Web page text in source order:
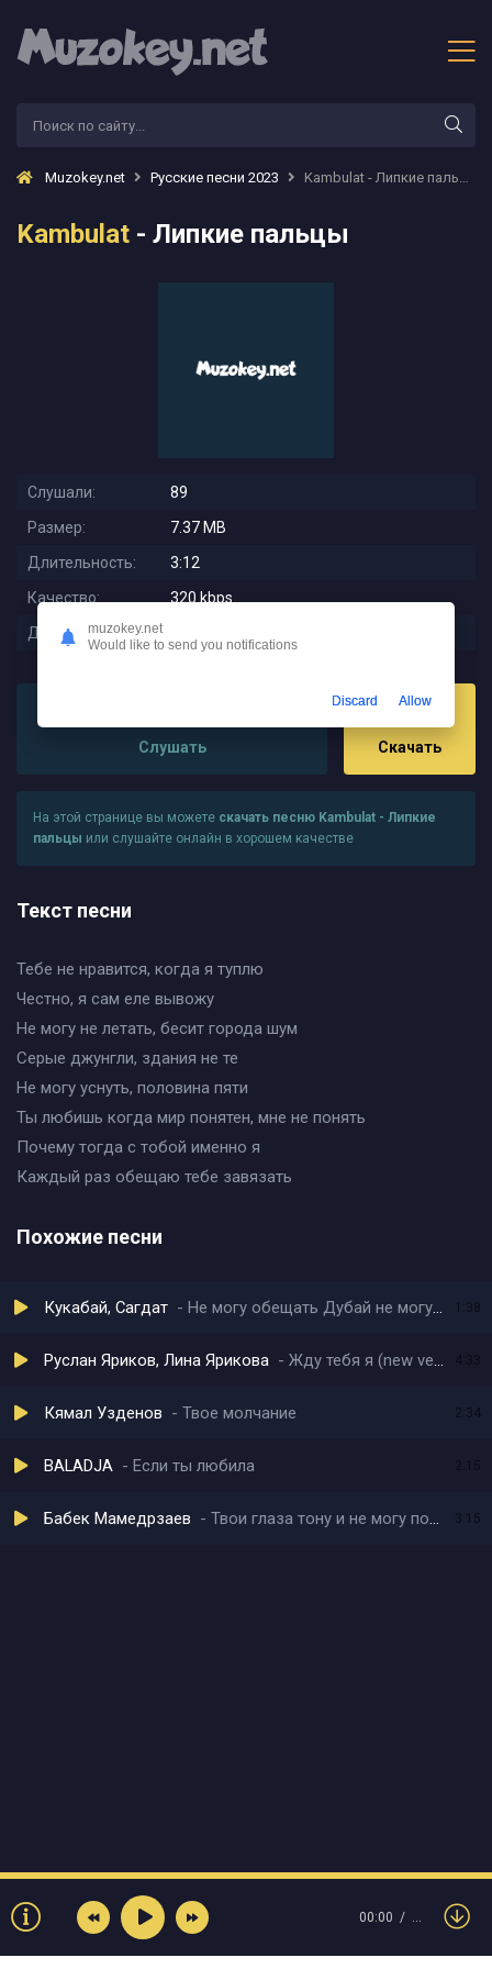
Muzokey.net Русские песни 2023 Kambulat - Липкие пальцы
Kambulat - Липкие пальцы
Слушали:
89
Размер:
7.37 MB
Длительность:
3:12
Качество:
320 kbps
Дата релиза:
Слушать Скачать
На этой странице вы можете скачать песню Kambulat - Липкие
пальцы или слушайте онлайн в хорошем качестве
Текст песни
Тебе не нравится, когда я туплю
Честно, я сам еле вывожу
Не могу не летать, бесит города шум
Серые джунгли, здания не те
Не могу уснуть, половина пяти
Ты любишь когда мир понятен, мне не понять
Почему тогда с тобой именно я
Каждый раз обещаю тебе завязать
Похожие песни
Кукабай, Сагдат Не могу обещать Дубай не могу заряжать твой вайб 1:38
Руслан Яриков, Лина Ярикова Жду тебя я (new version)
Кямал Узденов Твое молчание 2:34
BALADJA Если ты любила
Бабек Мамедрзаев Твои глаза тону и не могу понять 3:15
00:00 …
muzokey.net
Would like to send you notifications
Discard Allow